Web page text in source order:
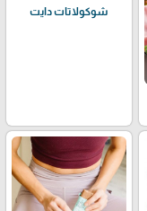
شوكولاتات دايت